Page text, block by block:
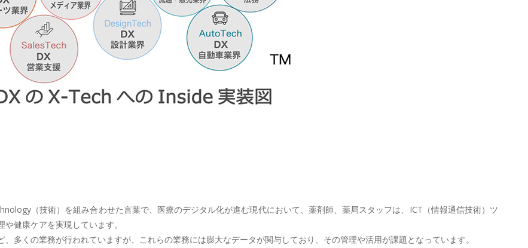
（技術）を組み合わせた言葉で、医療のデジタル化が進む現代において、薬剤師、薬局スタッフは、ICT（情報通信技術）ツ
健康ケアを実現しています。
多くの業務が行われていますが、これらの業務には膨大なデータが関与しており、その管理や活用が課題となっています。